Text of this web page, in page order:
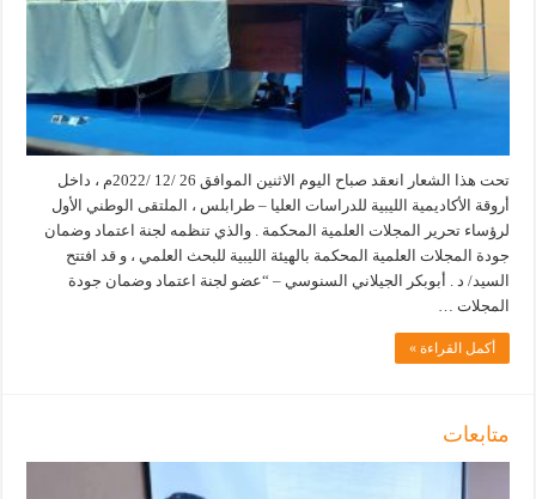
تحت هذا الشعار انعقد صباح اليوم الاثنين الموافق 26 /12 /2022م ، داخل
أروقة الأكاديمية الليبية للدراسات العليا – طرابلس ، الملتقى الوطني الأول
لرؤساء تحرير المجلات العلمية المحكمة . والذي تنظمه لجنة اعتماد وضمان
جودة المجلات العلمية المحكمة بالهيئة الليبية للبحث العلمي ، و قد افتتح
السيد/ د . أبوبكر الجيلاني السنوسي – “عضو لجنة اعتماد وضمان جودة
المجلات …
أكمل القراءة »
متابعات